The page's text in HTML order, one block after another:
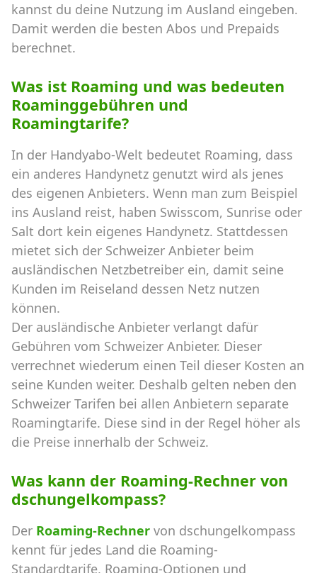
kannst du deine Nutzung im Ausland eingeben.
Damit werden die besten Abos und Prepaids
berechnet.
Was ist Roaming und was bedeuten
Roaminggebühren und
Roamingtarife?
In der Handyabo-Welt bedeutet Roaming, dass
ein anderes Handynetz genutzt wird als jenes
des eigenen Anbieters. Wenn man zum Beispiel
ins Ausland reist, haben Swisscom, Sunrise oder
Salt dort kein eigenes Handynetz. Stattdessen
mietet sich der Schweizer Anbieter beim
ausländischen Netzbetreiber ein, damit seine
Kunden im Reiseland dessen Netz nutzen
können.
Der ausländische Anbieter verlangt dafür
Gebühren vom Schweizer Anbieter. Dieser
verrechnet wiederum einen Teil dieser Kosten an
seine Kunden weiter. Deshalb gelten neben den
Schweizer Tarifen bei allen Anbietern separate
Roamingtarife. Diese sind in der Regel höher als
die Preise innerhalb der Schweiz.
Was kann der Roaming-Rechner von
dschungelkompass?
Der Roaming-Rechner von dschungelkompass
kennt für jedes Land die Roaming-
Standardtarife, Roaming-Optionen und